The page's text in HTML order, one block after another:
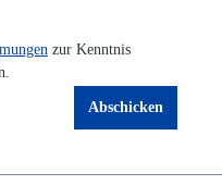
zur Kenntnis
Abschicken